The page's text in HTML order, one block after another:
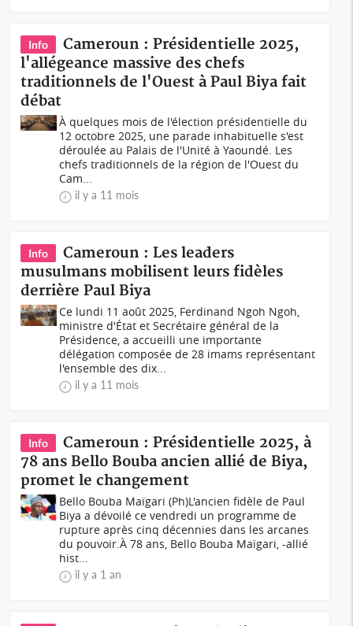
Info
Cameroun : Présidentielle 2025,
l'allégeance massive des chefs
traditionnels de l'Ouest à Paul Biya fait
débat
À quelques mois de l'élection présidentielle du
12 octobre 2025, une parade inhabituelle s'est
déroulée au Palais de l'Unité à Yaoundé. Les
chefs traditionnels de la région de l'Ouest du
Cam...
il y a 11 mois
Info
Cameroun : Les leaders
musulmans mobilisent leurs fidèles
derrière Paul Biya
Ce lundi 11 août 2025, Ferdinand Ngoh Ngoh,
ministre d'État et Secrétaire général de la
Présidence, a accueilli une importante
délégation composée de 28 imams représentant
l'ensemble des dix...
il y a 11 mois
Info
Cameroun : Présidentielle 2025, à
78 ans Bello Bouba ancien allié de Biya,
promet le changement
Bello Bouba Maïgari (Ph)L'ancien fidèle de Paul
Biya a dévoilé ce vendredi un programme de
rupture après cinq décennies dans les arcanes
du pouvoir.À 78 ans, Bello Bouba Maïgari, -allié
hist...
il y a 1 an